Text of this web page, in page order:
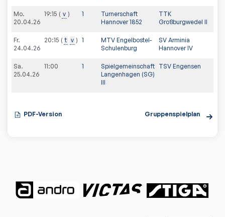
Mo.
20.04.26
19:15 v 1
Turnerschaft
Hannover 1852
TTK
Großburgwedel II
Fr.
24.04.26
20:15 t v 1
MTV Engelbostel-
Schulenburg
SV Arminia
Hannover IV
Sa.
25.04.26
11:00 1
Spielgemeinschaft
Langenhagen (SG)
III
TSV Engensen
PDF-Version Gruppenspielplan